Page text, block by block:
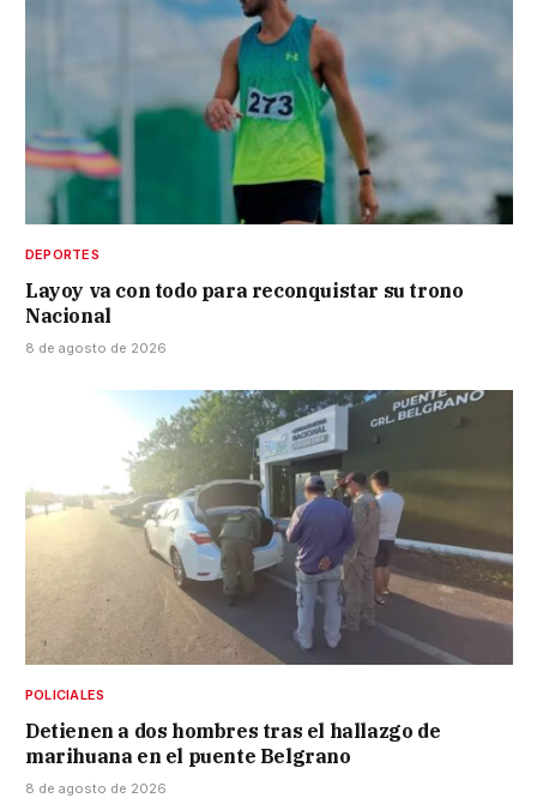
DEPORTES
Layoy va con todo para reconquistar su trono
Nacional
8 de agosto de 2026
POLICIALES
Detienen a dos hombres tras el hallazgo de
marihuana en el puente Belgrano
8 de agosto de 2026